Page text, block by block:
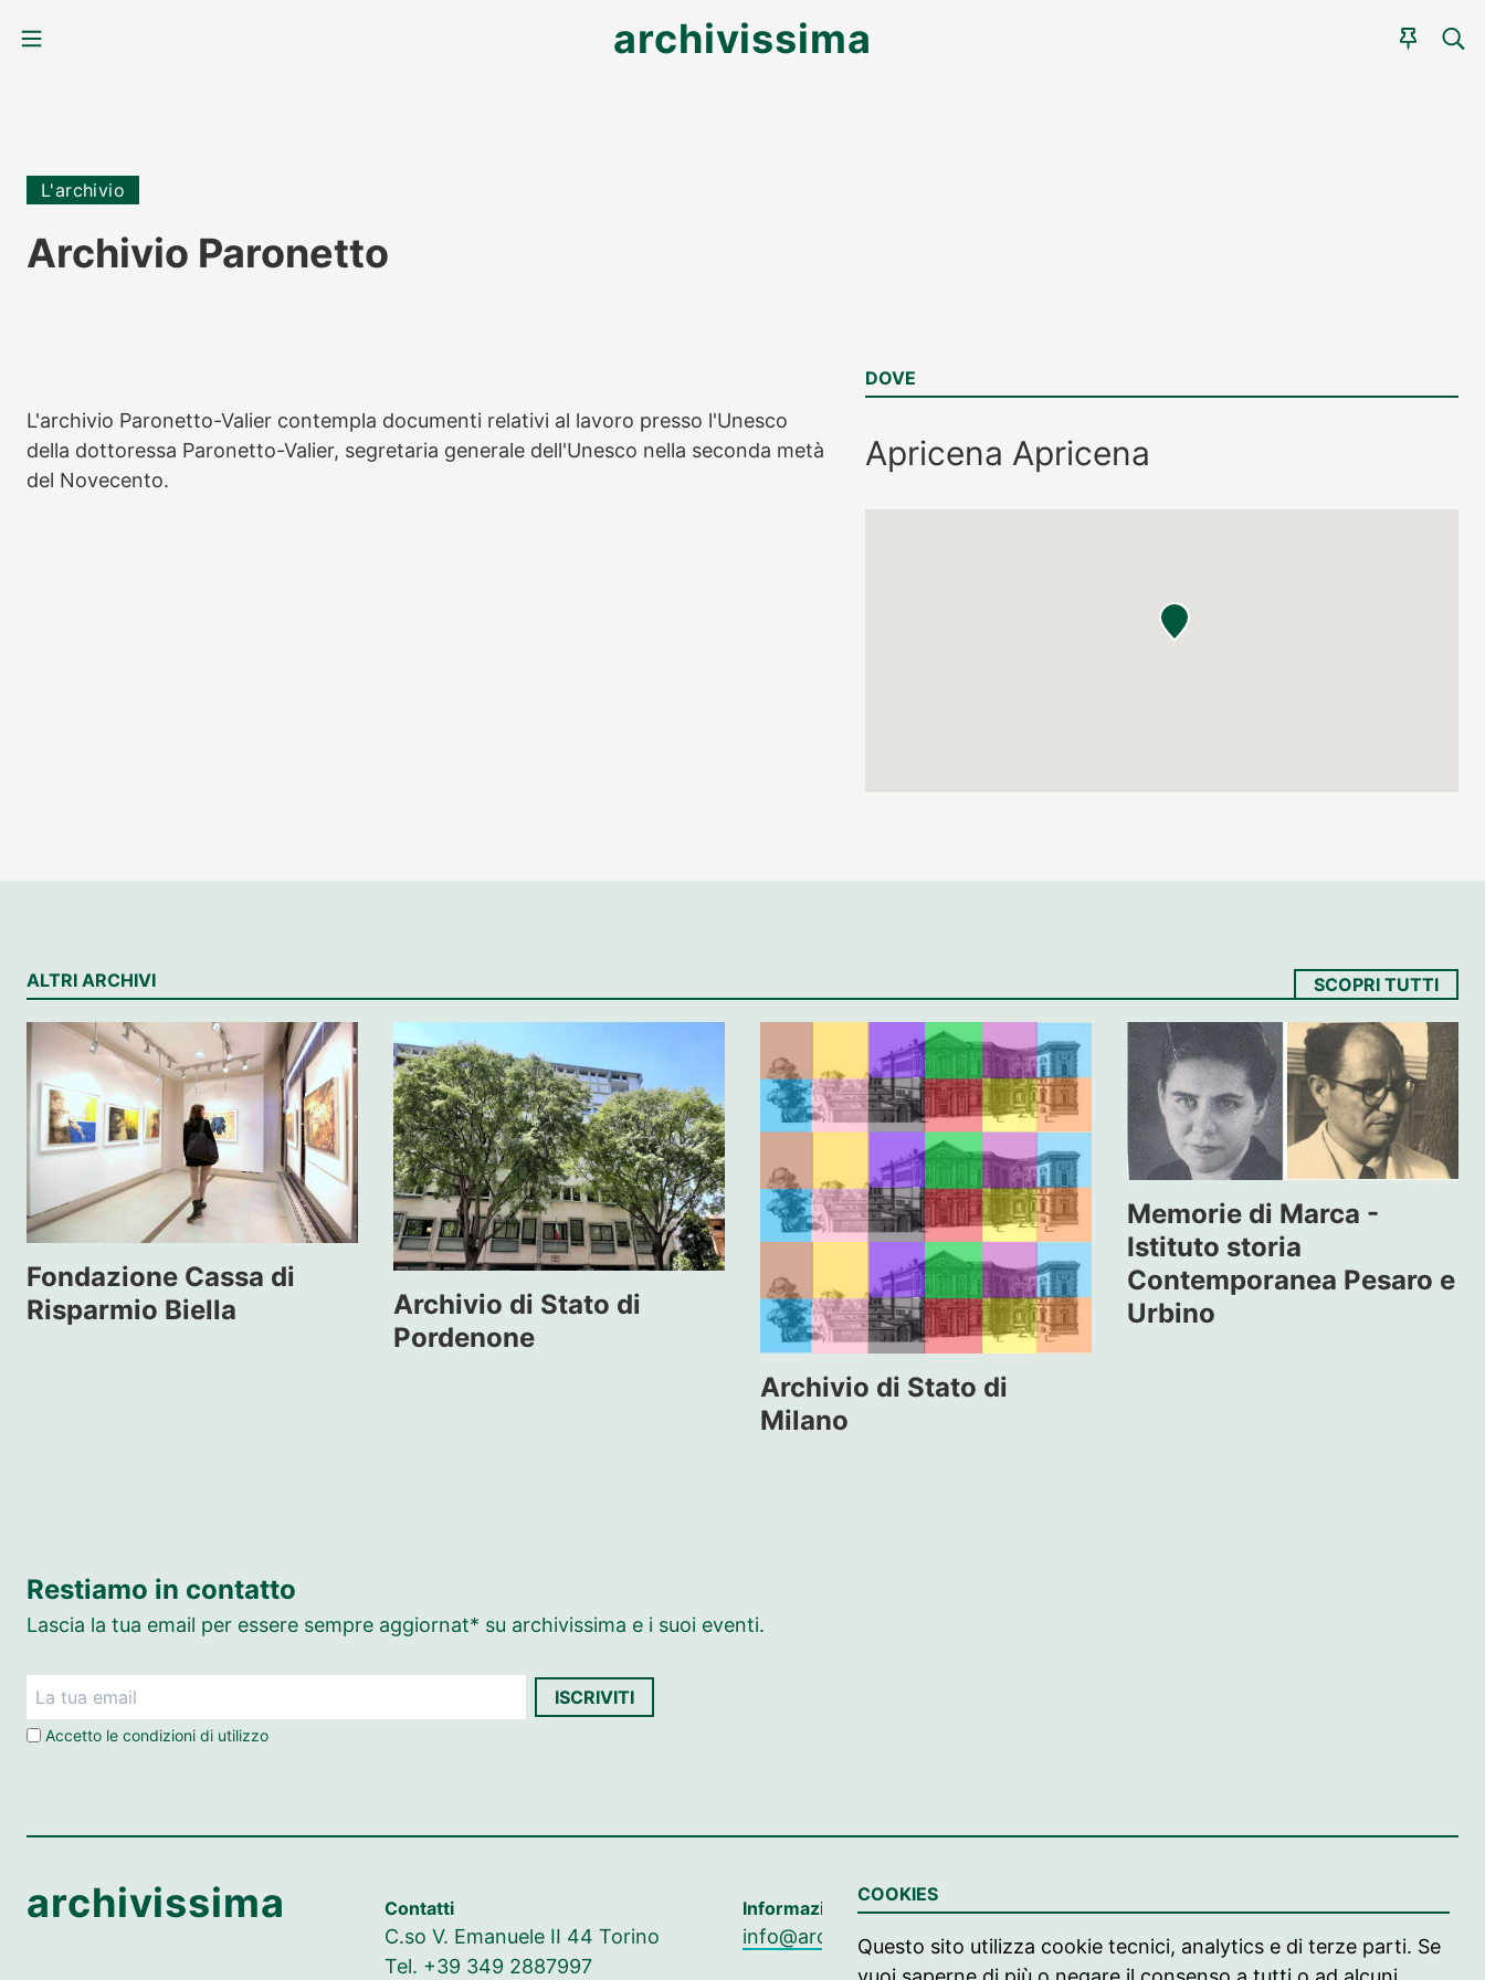
MENU archivissima
L'archivio
Archivio Paronetto
L'archivio Paronetto-Valier contempla documenti relativi al lavoro presso l'Unesco
della dottoressa Paronetto-Valier, segretaria generale dell'Unesco nella seconda metà
del Novecento.
DOVE
Apricena Apricena
ALTRI ARCHIVI SCOPRI TUTTI
Fondazione Cassa di
Risparmio Biella
Archivio di Stato di
Pordenone
Archivio di Stato di
Milano
Memorie di Marca -
Istituto storia
Contemporanea Pesaro e
Urbino
Restiamo in contatto
Lascia la tua email per essere sempre aggiornat* su archivissima e i suoi eventi.
Accetto le condizioni di utilizzo
ISCRIVITI
archivissima Contatti
C.so V. Emanuele II 44 Torino
Tel. +39 349 2887997
Informazioni
info@archivissima.it
Seguici su
Seguici su Facebook
Seguici su Instagram
Seguici su
COOKIES
Questo sito utilizza cookie tecnici, analytics e di terze parti. Se